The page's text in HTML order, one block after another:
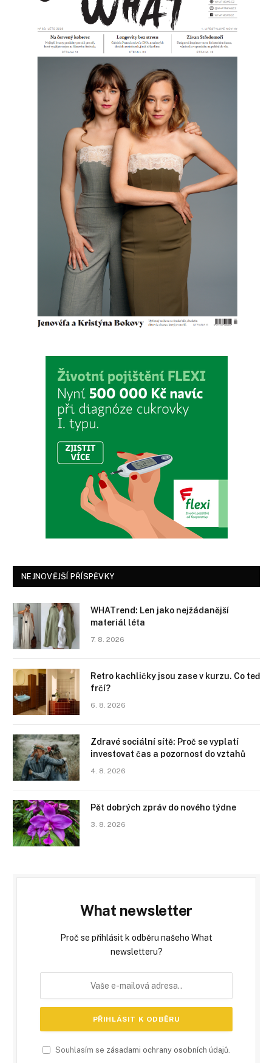
NEJNOVĚJŠÍ PŘÍSPĚVKY
WHATrend: Len jako nejžádanější
materiál léta
7. 8. 2026
Retro kachličky jsou zase v kurzu. Co teď
frčí?
6. 8. 2026
Zdravé sociální sítě: Proč se vyplatí
investovat čas a pozornost do vztahů
4. 8. 2026
Pět dobrých zpráv do nového týdne
3. 8. 2026
What newsletter
Proč se přihlásit k odběru našeho What
newsletteru?
Souhlasím se zásadami ochrany osobních údajů